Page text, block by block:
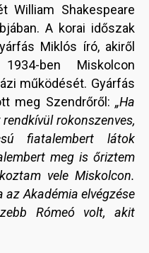
William Shakespeare
A korai időszak
Miklós író, akiről
ben Miskolcon
működését. Gyárfás
meg Szendrőről: „Ha
rokonszenves,
fiatalembert látok
meg is őriztem
vele Miskolcon.
Akadémia elvégzése
Rómeó volt, akit